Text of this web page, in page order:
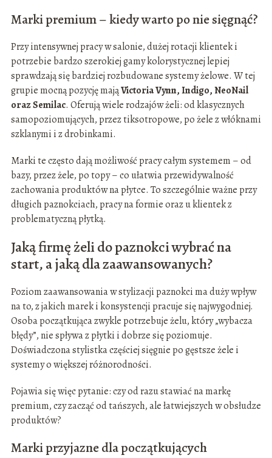
Marki premium – kiedy warto po nie sięgnąć?
Przy intensywnej pracy w salonie, dużej rotacji klientek i
potrzebie bardzo szerokiej gamy kolorystycznej lepiej
sprawdzają się bardziej rozbudowane systemy żelowe. W tej
grupie mocną pozycję mająVictoria Vynn, Indigo, NeoNail
oraz Semilac. Oferują wiele rodzajów żeli: od klasycznych
samopoziomujących, przez tiksotropowe, po żele z włóknami
szklanymi i z drobinkami.
Marki te często dają możliwość pracy całym systemem – od
bazy, przez żele, po topy – co ułatwia przewidywalność
zachowania produktów na płytce. To szczególnie ważne przy
długich paznokciach, pracy na formie oraz u klientek z
problematyczną płytką.
Jaką firmę żeli do paznokci wybrać na
start, a jaką dla zaawansowanych?
Poziom zaawansowania w stylizacji paznokci ma duży wpływ
na to, z jakich marek i konsystencji pracuje się najwygodniej.
Osoba początkująca zwykle potrzebuje żelu, który „wybacza
błędy”, nie spływa z płytki i dobrze się poziomuje.
Doświadczona stylistka częściej sięgnie po gęstsze żele i
systemy o większej różnorodności.
Pojawia się więc pytanie: czy od razu stawiać na markę
premium, czy zacząć od tańszych, ale łatwiejszych w obsłudze
produktów?
Marki przyjazne dla początkujących